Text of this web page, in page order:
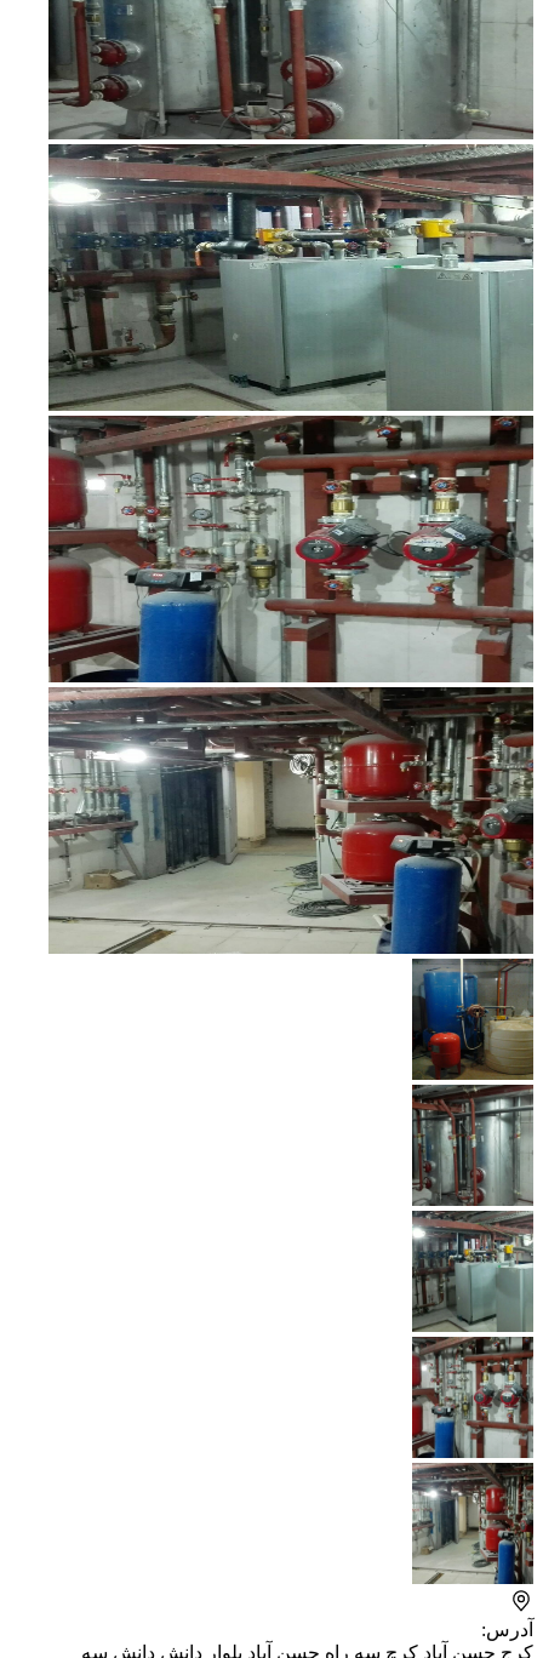
آدرس:
کرج حسن آباد کرچ سه راه حسن آباد بلوار دانش دانش سه